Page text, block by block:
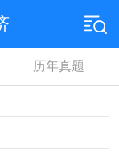
历年真题